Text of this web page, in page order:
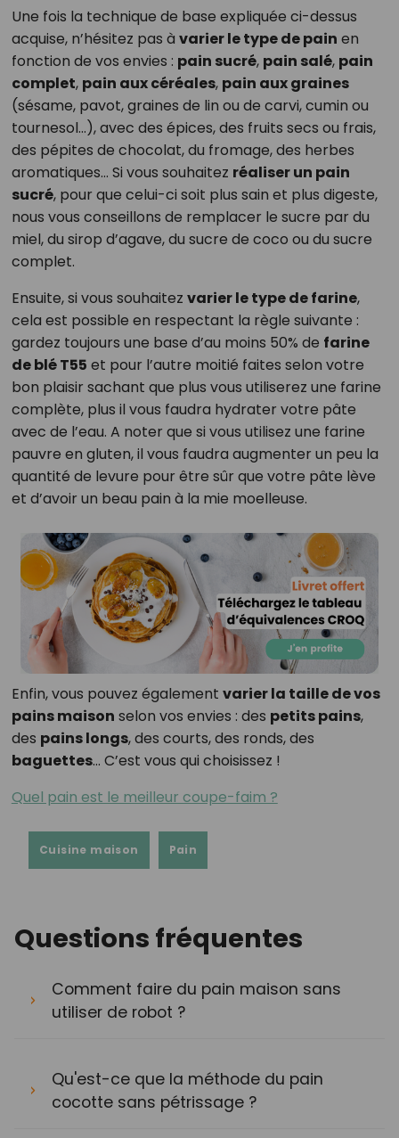
Une fois la technique de base expliquée ci-dessus
acquise, n’hésitez pas à varier le type de pain en
fonction de vos envies : pain sucré, pain salé, pain
complet, pain aux céréales, pain aux graines
(sésame, pavot, graines de lin ou de carvi, cumin ou
tournesol…), avec des épices, des fruits secs ou frais,
des pépites de chocolat, du fromage, des herbes
aromatiques… Si vous souhaitez réaliser un pain
sucré, pour que celui-ci soit plus sain et plus digeste,
nous vous conseillons de remplacer le sucre par du
miel, du sirop d’agave, du sucre de coco ou du sucre
complet.
Ensuite, si vous souhaitez varier le type de farine,
cela est possible en respectant la règle suivante :
gardez toujours une base d’au moins 50% de farine
de blé T55 et pour l’autre moitié faites selon votre
bon plaisir sachant que plus vous utiliserez une farine
complète, plus il vous faudra hydrater votre pâte
avec de l’eau. A noter que si vous utilisez une farine
pauvre en gluten, il vous faudra augmenter un peu la
quantité de levure pour être sûr que votre pâte lève
et d’avoir un beau pain à la mie moelleuse.
Enfin, vous pouvez également varier la taille de vos
pains maison selon vos envies : des petits pains,
des pains longs, des courts, des ronds, des
baguettes… C’est vous qui choisissez !
Quel pain est le meilleur coupe-faim ?
Cuisine maison Pain
Questions fréquentes
Comment faire du pain maison sans
utiliser de robot ?
Qu'est-ce que la méthode du pain
cocotte sans pétrissage ?